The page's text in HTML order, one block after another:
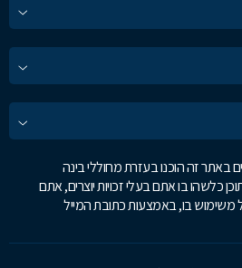
באתר זה הוכנו בעזרת מחוללי בינה
כלשהו בו אתם בעלי זכויות יוצרים, אתם
משימוש בו, באמצעות כתובת המייל